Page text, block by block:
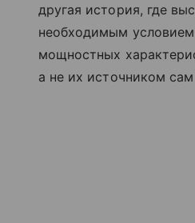
другая история, где
необходимым
мощностных
а не их источником сам